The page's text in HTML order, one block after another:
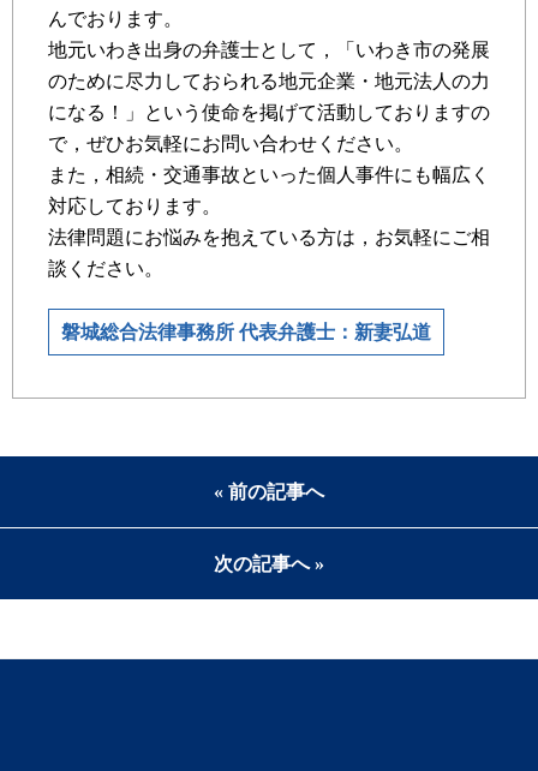
んでおります。
地元いわき出身の弁護士として，「いわき市の発展
のために尽力しておられる地元企業・地元法人の力
になる！」という使命を掲げて活動しておりますの
で，ぜひお気軽にお問い合わせください。
また，相続・交通事故といった個人事件にも幅広く
対応しております。
法律問題にお悩みを抱えている方は，お気軽にご相
談ください。
磐城総合法律事務所 代表弁護士：新妻弘道
« 前の記事へ
次の記事へ »